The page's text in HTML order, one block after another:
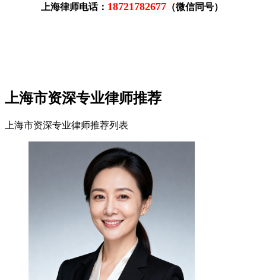
上海律师电话： 18721782677（微信同号）
上海市资深专业律师推荐
上海市资深专业律师推荐列表